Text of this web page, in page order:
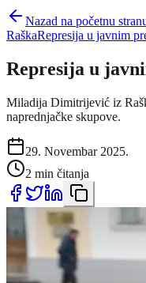
Nazad na početnu
RaškaRepresija u javnim
Represija u
Miladija Dimitrijević iz
naprednjačke skupove.
29. Novembar 2025.
2 min čitanja